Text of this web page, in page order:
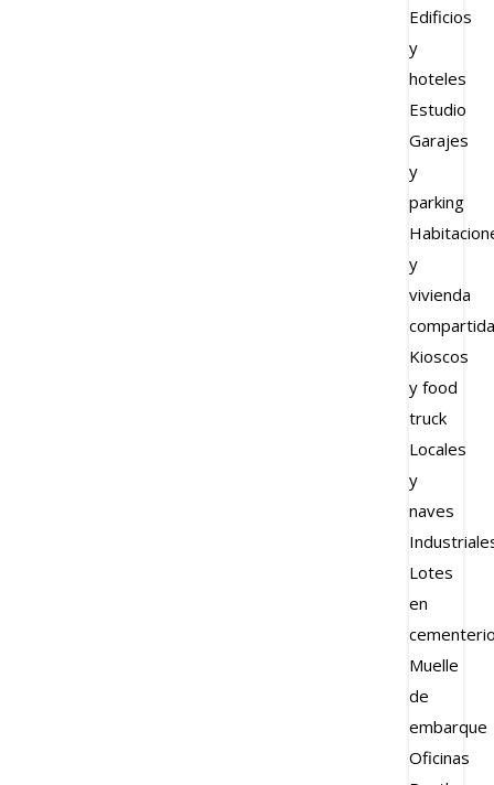
Edificios
y
hoteles
Estudio
Garajes
y
parking
y
vivienda
compartida
Kioscos
y food
truck
Locales
y
naves
Lotes
en
Muelle
de
embarque
Oficinas